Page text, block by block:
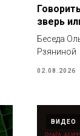
зверь
Беседа
Рзяниной
02.08.2026
ВИДЕО